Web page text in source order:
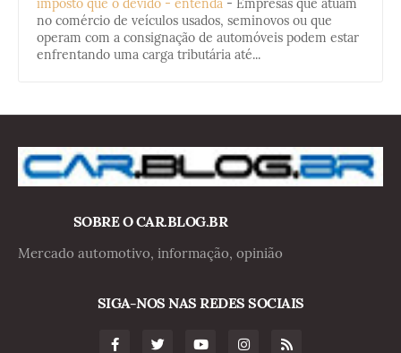
imposto que o devido - entenda - Empresas que atuam
no comércio de veículos usados, seminovos ou que
operam com a consignação de automóveis podem estar
enfrentando uma carga tributária até...
SOBRE O CAR.BLOG.BR
Mercado automotivo, informação, opinião
SIGA-NOS NAS REDES SOCIAIS